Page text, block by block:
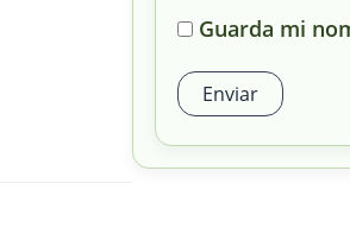
Guarda mi